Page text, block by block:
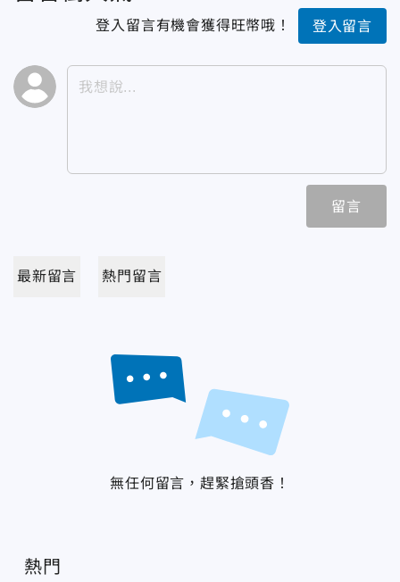
登入留言有機會獲得旺幣哦！ 登入留言
留言
最新留言 熱門留言
無任何留言，趕緊搶頭香！
熱門